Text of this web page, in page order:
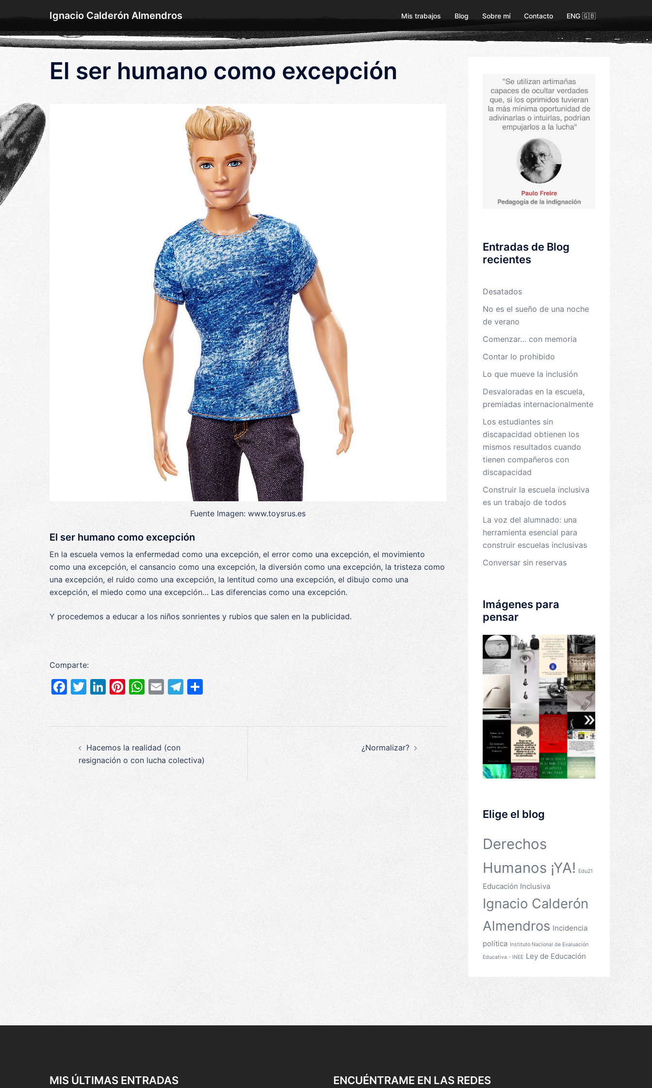
al
contenido
Ignacio Calderón Almendros Mis trabajos Blog Sobre mí Contacto ENG 🇬🇧
El ser humano como excepción
Fuente Imagen: www.toysrus.es
El ser humano como excepción
En la escuela vemos la enfermedad como una excepción, el error como una excepción, el movimiento
como una excepción, el cansancio como una excepción, la diversión como una excepción, la tristeza como
una excepción, el ruido como una excepción, la lentitud como una excepción, el dibujo como una
excepción, el miedo como una excepción… Las diferencias como una excepción.
Y procedemos a educar a los niños sonrientes y rubios que salen en la publicidad.
Comparte:
Facebook
Twitter
LinkedIn
Pinterest
WhatsApp
EmailTelegram
Navegación
Hacemos la realidad (con
resignación o con lucha colectiva)
¿Normalizar?
Entradas de Blog
recientes
Desatados
No es el sueño de una noche
de verano
Comenzar… con memoria
Contar lo prohibido
Lo que mueve la inclusión
Desvaloradas en la escuela,
premiadas internacionalmente
Los estudiantes sin
discapacidad obtienen los
mismos resultados cuando
tienen compañeros con
discapacidad
Construir la escuela inclusiva
es un trabajo de todos
La voz del alumnado: una
herramienta esencial para
construir escuelas inclusivas
Conversar sin reservas
Imágenes para
pensar
Elige el blog
Derechos
Humanos ¡YA!
Edu21
Educación Inclusiva
Ignacio Calderón
Almendros Incidencia
política Instituto Nacional de Evaluación
Educativa - INEE Ley de Educación
MIS ÚLTIMAS ENTRADAS ENCUÉNTRAME EN LAS REDES